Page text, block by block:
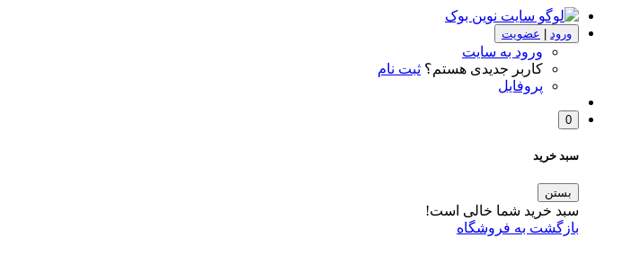
ورود عضویت
ورود به سایت
کاربر جدیدی هستم؟ ثبت نام
پروفایل
0
سبد خرید
بستن
سبد خرید شما خالی است!
بازگشت به فروشگاه